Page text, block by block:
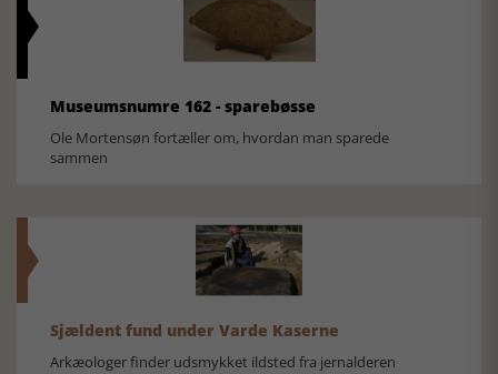
Museumsnumre 162 - sparebøsse
Ole Mortensøn fortæller om, hvordan man sparede
sammen
Sjældent fund under Varde Kaserne
Arkæologer finder udsmykket ildsted fra jernalderen